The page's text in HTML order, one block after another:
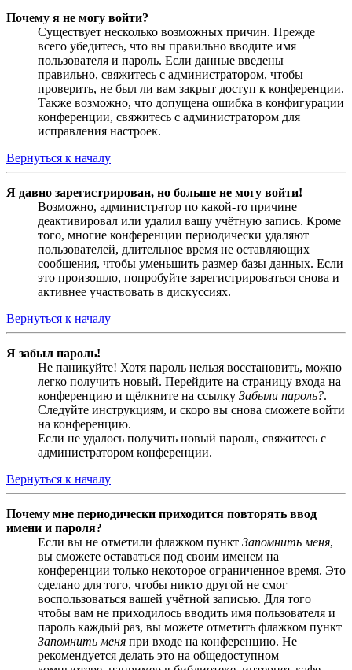
Почему я не могу войти?
Существует несколько возможных причин. Прежде
всего убедитесь, что вы правильно вводите имя
пользователя и пароль. Если данные введены
правильно, свяжитесь с администратором, чтобы
проверить, не был ли вам закрыт доступ к конференции.
Также возможно, что допущена ошибка в конфигурации
конференции, свяжитесь с администратором для
исправления настроек.
Вернуться к началу
Я давно зарегистрирован, но больше не могу войти!
Возможно, администратор по какой-то причине
деактивировал или удалил вашу учётную запись. Кроме
того, многие конференции периодически удаляют
пользователей, длительное время не оставляющих
сообщения, чтобы уменьшить размер базы данных. Если
это произошло, попробуйте зарегистрироваться снова и
активнее участвовать в дискуссиях.
Вернуться к началу
Я забыл пароль!
Не паникуйте! Хотя пароль нельзя восстановить, можно
легко получить новый. Перейдите на страницу входа на
конференцию и щёлкните на ссылку Забыли пароль?.
Следуйте инструкциям, и скоро вы снова сможете войти
на конференцию.
Если не удалось получить новый пароль, свяжитесь с
администратором конференции.
Вернуться к началу
Почему мне периодически приходится повторять ввод
имени и пароля?
Если вы не отметили флажком пункт Запомнить меня,
вы сможете оставаться под своим именем на
конференции только некоторое ограниченное время. Это
сделано для того, чтобы никто другой не смог
воспользоваться вашей учётной записью. Для того
чтобы вам не приходилось вводить имя пользователя и
пароль каждый раз, вы можете отметить флажком пункт
Запомнить меня при входе на конференцию. Не
рекомендуется делать это на общедоступном